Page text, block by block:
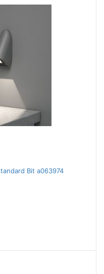
Bit a063974